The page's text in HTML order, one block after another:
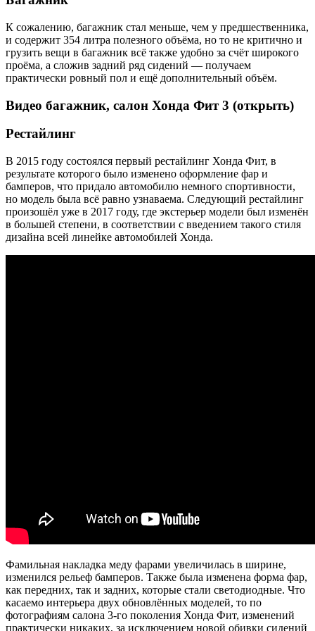
К сожалению, багажник стал меньше, чем у предшественника,
и содержит 354 литра полезного объёма, но то не критично и
грузить вещи в багажник всё также удобно за счёт широкого
проёма, а сложив задний ряд сидений — получаем
практически ровный пол и ещё дополнительный объём.
Видео багажник, салон Хонда Фит 3 (открыть)
Рестайлинг
В 2015 году состоялся первый рестайлинг Хонда Фит, в
результате которого было изменено оформление фар и
бамперов, что придало автомобилю немного спортивности,
но модель была всё равно узнаваема. Следующий рестайлинг
произошёл уже в 2017 году, где экстерьер модели был изменён
в большей степени, в соответствии с введением такого стиля
дизайна всей линейке автомобилей Хонда.
Фамильная накладка меду фарами увеличилась в ширине,
изменился рельеф бамперов. Также была изменена форма фар,
как передних, так и задних, которые стали светодиодные. Что
касаемо интерьера двух обновлённых моделей, то по
фотографиям салона 3-го поколения Хонда Фит, изменений
практически никаких, за исключением новой обивки сидений